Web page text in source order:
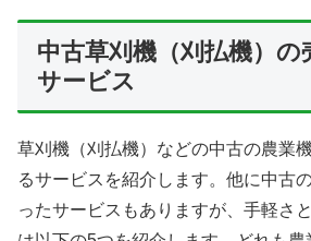
中古草刈機（刈払機）の
サービス
草刈機（刈払機）などの中古の農業
るサービスを紹介します。他に中古
ったサービスもありますが、手軽さ